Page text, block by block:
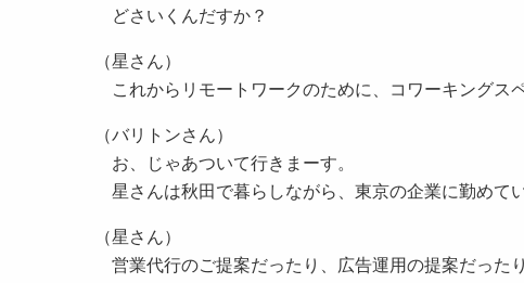
どさいくんだすか？
（星さん）
これからリモートワークのために、コワーキングス
（バリトンさん）
お、じゃあついて行きまーす。
星さんは秋田で暮らしながら、東京の企業に勤めて
（星さん）
営業代行のご提案だったり、広告運用の提案だった